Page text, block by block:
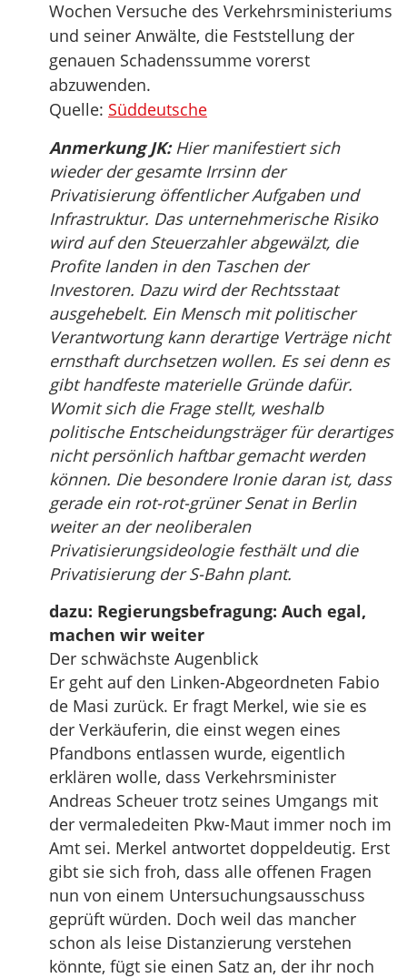
Wochen Versuche des Verkehrsministeriums
und seiner Anwälte, die Feststellung der
genauen Schadenssumme vorerst
abzuwenden.
Quelle: Süddeutsche
Anmerkung JK:Hier manifestiert sich
wieder der gesamte Irrsinn der
Privatisierung öffentlicher Aufgaben und
Infrastruktur. Das unternehmerische Risiko
wird auf den Steuerzahler abgewälzt, die
Profite landen in den Taschen der
Investoren. Dazu wird der Rechtsstaat
ausgehebelt. Ein Mensch mit politischer
Verantwortung kann derartige Verträge nicht
ernsthaft durchsetzen wollen. Es sei denn es
gibt handfeste materielle Gründe dafür.
Womit sich die Frage stellt, weshalb
politische Entscheidungsträger für derartiges
nicht persönlich haftbar gemacht werden
können. Die besondere Ironie daran ist, dass
gerade ein rot-rot-grüner Senat in Berlin
weiter an der neoliberalen
Privatisierungsideologie festhält und die
Privatisierung der S-Bahn plant.
dazu: Regierungsbefragung: Auch egal,
machen wir weiter
Der schwächste Augenblick
Er geht auf den Linken-Abgeordneten Fabio
de Masi zurück. Er fragt Merkel, wie sie es
der Verkäuferin, die einst wegen eines
Pfandbons entlassen wurde, eigentlich
erklären wolle, dass Verkehrsminister
Andreas Scheuer trotz seines Umgangs mit
der vermaledeiten Pkw-Maut immer noch im
Amt sei. Merkel antwortet doppeldeutig. Erst
gibt sie sich froh, dass alle offenen Fragen
nun von einem Untersuchungsausschuss
geprüft würden. Doch weil das mancher
schon als leise Distanzierung verstehen
könnte, fügt sie einen Satz an, der ihr noch